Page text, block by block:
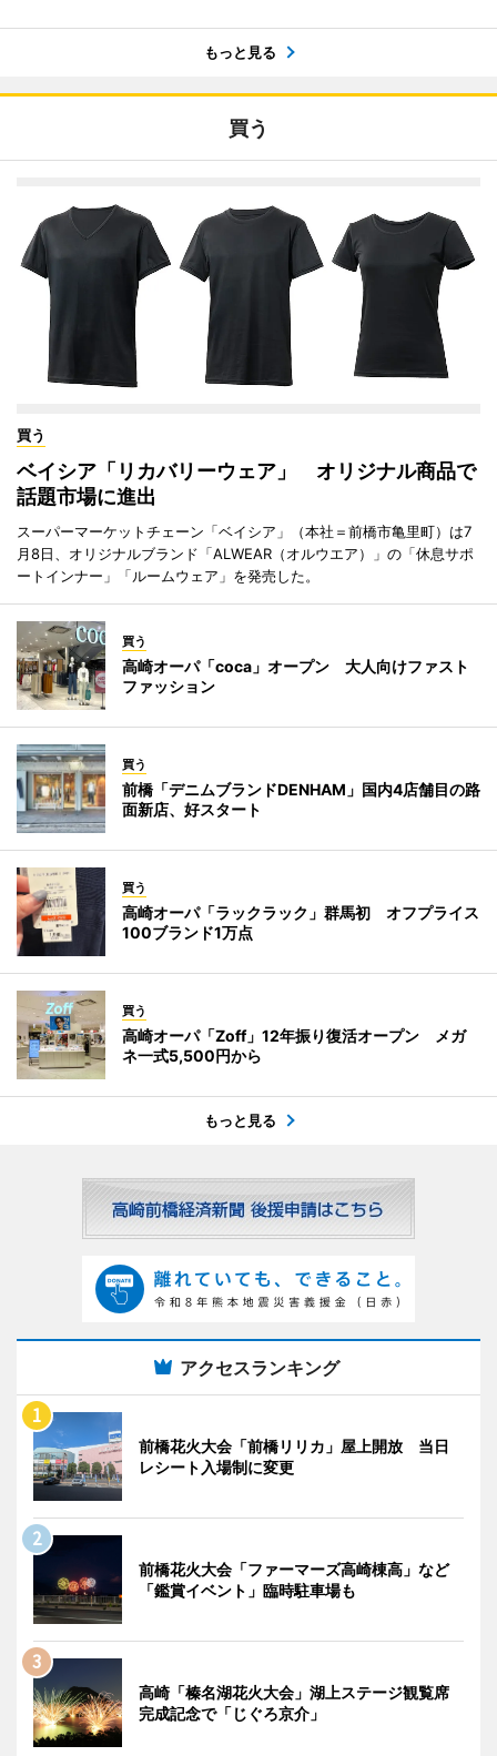
もっと見る
買う
買う
ベイシア「リカバリーウェア」 オリジナル商品で
話題市場に進出
スーパーマーケットチェーン「ベイシア」（本社＝前橋市亀里町）は7
月8日、オリジナルブランド「ALWEAR（オルウエア）」の「休息サポ
ートインナー」「ルームウェア」を発売した。
買う
高崎オーパ「coca」オープン 大人向けファスト
ファッション
買う
前橋「デニムブランドDENHAM」国内4店舗目の路
面新店、好スタート
買う
高崎オーパ「ラックラック」群馬初 オフプライス
100ブランド1万点
買う
高崎オーパ「Zoff」12年振り復活オープン メガ
ネ一式5,500円から
もっと見る
アクセスランキング
前橋花火大会「前橋リリカ」屋上開放 当日
レシート入場制に変更
前橋花火大会「ファーマーズ高崎棟高」など
「鑑賞イベント」臨時駐車場も
高崎「榛名湖花火大会」湖上ステージ観覧席
完成記念で「じぐろ京介」